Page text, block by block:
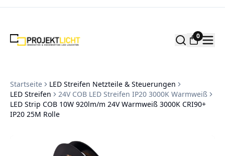
Zum Inhalt springen
0
Startseite
LED Streifen Netzteile & Steuerungen
LED Streifen
24V COB LED Streifen IP20 3000K Warmweiß
LED Strip COB 10W 920lm/m 24V Warmweiß 3000K CRI90+
IP20 25M Rolle